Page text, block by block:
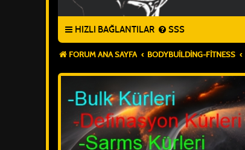
HIZLI BAĞLANTILAR SSS
FORUM ANA SAYFA BODYBUILDING-FITNESS